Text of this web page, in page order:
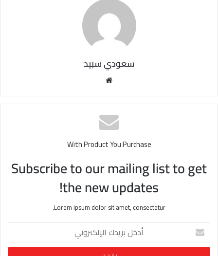
سعودي سبيد
الوي
ب
With Product You Purchase
Subscribe to our mailing list to get
the new updates!
Lorem ipsum dolor sit amet, consectetur.
خ